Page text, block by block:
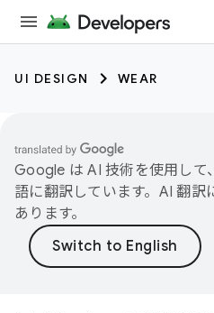
UI DESIGN WEAR
Google は AI 技術を使用して
語に翻訳しています。AI 翻訳
あります。